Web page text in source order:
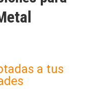
a tus